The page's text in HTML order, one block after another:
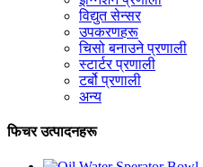
विद्युत सेन्सर
उपकरणहरू
चिसो बनाउने प्रणाली
स्टार्टर प्रणाली
टर्बो प्रणाली
अन्य
फिचर उत्पादनहरू